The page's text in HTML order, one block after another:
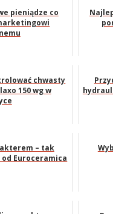
pieniądze co
chwasty
150 wg w
– tak
Euroceramica